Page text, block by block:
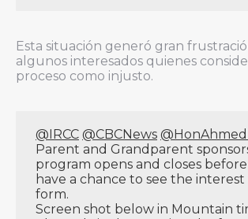
Esta situación generó gran
algunos interesados quienes
proceso como injusto.
@IRCC @CBCNews
Parent and Grandparent
program opens and closes
have a chance to see the
form.
Screen shot below in Mountain